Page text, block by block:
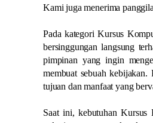
Kami juga menerima
Pada kategori Kursus
bersinggungan langsung
pimpinan yang ingin
membuat sebuah
tujuan dan manfaat yang
Saat ini, kebutuhan Kursus